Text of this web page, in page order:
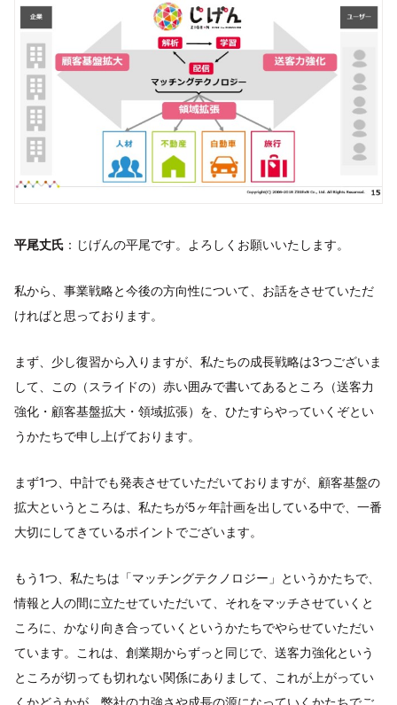
平尾丈氏 ：じげんの平尾です。よろしくお願いいたします。
私から、事業戦略と今後の方向性について、お話をさせていただ
ければと思っております。
まず、少し復習から入りますが、私たちの成長戦略は3つございま
して、この（スライドの）赤い囲みで書いてあるところ（送客力
強化・顧客基盤拡大・領域拡張）を、ひたすらやっていくぞとい
うかたちで申し上げております。
まず1つ、中計でも発表させていただいておりますが、顧客基盤の
拡大というところは、私たちが5ヶ年計画を出している中で、一番
大切にしてきているポイントでございます。
もう1つ、私たちは「マッチングテクノロジー」というかたちで、
情報と人の間に立たせていただいて、それをマッチさせていくと
ころに、かなり向き合っていくというかたちでやらせていただい
ています。これは、創業期からずっと同じで、送客力強化という
ところが切っても切れない関係にありまして、これが上がってい
くかどうかが、弊社の力強さや成長の源になっていくかたちでご